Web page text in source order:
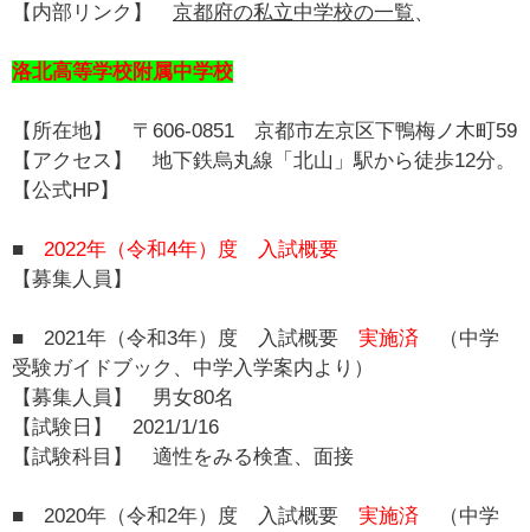
【内部リンク】 京都府の私立中学校の一覧、
洛北高等学校附属中学校
【所在地】 〒606-0851 京都市左京区下鴨梅ノ木町59
【アクセス】 地下鉄烏丸線「北山」駅から徒歩12分。
【公式HP】
■ 2022年（令和4年）度 入試概要
【募集人員】
■ 2021年（令和3年）度 入試概要 実施済 （中学
受験ガイドブック、中学入学案内より）
【募集人員】 男女80名
【試験日】 2021/1/16
【試験科目】 適性をみる検査、面接
■ 2020年（令和2年）度 入試概要 実施済
（中学